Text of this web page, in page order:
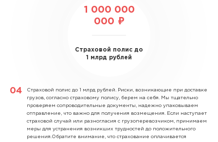
1 000 000
000 ₽
Страховой полис до
1 млрд рублей
Страховой полис до 1 млрд рублей. Риски, возникающие при доставке
грузов, согласно страховому полису, берем на себя. Мы тщательно
проверяем сопроводительные документы, надежно упаковываем
отправление, что важно для получения возмещения. Если наступает
страховой случай или разногласия с грузоперевозчиком, принимаем
меры для устранения возникших трудностей до положительного
решения.Обратите внимание, что страхование оплачивается